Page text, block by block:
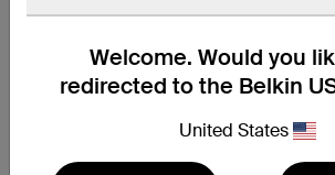
Welcome. Would you
redirected to the Belkin
United States